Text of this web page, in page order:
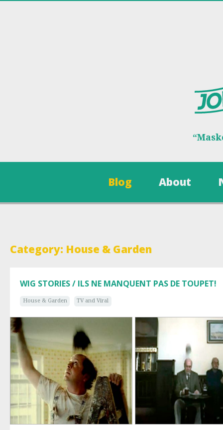
Blog About
Category: House & Garden
WIG STORIES / ILS NE MANQUENT PAS DE TOUPET!
House & Garden TV and Viral